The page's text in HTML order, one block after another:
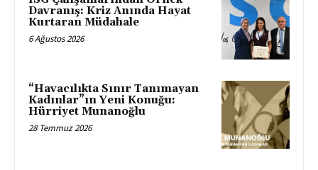
Davranış: Kriz Anında Hayat
Kurtaran Müdahale
6 Ağustos 2026
“Havacılıkta Sınır Tanımayan
Kadınlar”ın Yeni Konuğu:
Hürriyet Munanoğlu
28 Temmuz 2026